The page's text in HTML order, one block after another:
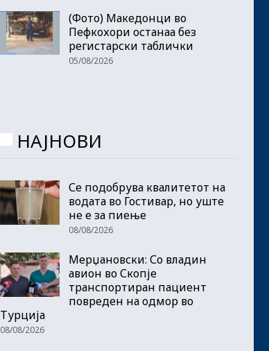
(Фото) Македонци во
Пефкохори останаа без
регистарски таблички
05/08/2026
НАЈНОВИ
Се подобрува квалитетот на
водата во Гостивар, но уште
не е за пиење
08/08/2026
Мерџановски: Со владин
авион во Скопје
транспортиран пациент
повреден на одмор во
Турција
08/08/2026